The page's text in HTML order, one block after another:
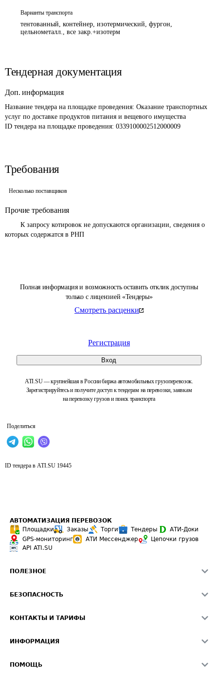
Полная информация и возможность оставить отклик доступны
только с лицензией «Тендеры»
Смотреть расценки
Регистрация
Вход
ATI.SU — крупнейшая в России биржа автомобильных грузоперевозок.
Зарегистрируйтесь и получите доступ к тендерам на перевозки, заявкам
на перевозку грузов и поиск транспорта
Поделиться
Варианты транспорта
тентованный, контейнер, изотермический, фургон,
цельнометалл., все закр.+изотерм
Тендерная документация
Доп. информация
Название тендера на площадке проведения: Оказание транспортных
услуг по доставке продуктов питания и вещевого имущества
ID тендера на площадке проведения: 0339100002512000009
Требования
Несколько поставщиков
Прочие требования
которых содержатся в РНП
ID тендера в ATI.SU 19445
АВТОМАТИЗАЦИЯ ПЕРЕВОЗОК
Площадки
Заказы Торги Тендеры
АТИ-Доки
GPS-мониторинг
АТИ Мессенджер
Цепочки грузов
API ATI.SU
ПОЛЕЗНОЕ
Звезды ATI.SU на вашем сайте
Средние ставки
БЕЗОПАСНОСТЬ
Светофор+
О формировании Паспорта
КОНТАКТЫ И ТАРИФЫ
Реклама на сайте
ИНФОРМАЦИЯ
ПОМОЩЬ